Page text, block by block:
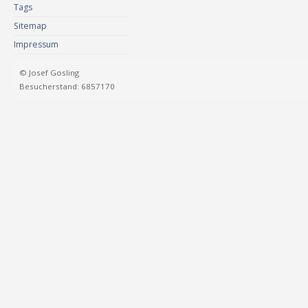
Tags
Sitemap
Impressum
© Josef Gosling
Besucherstand: 6857170